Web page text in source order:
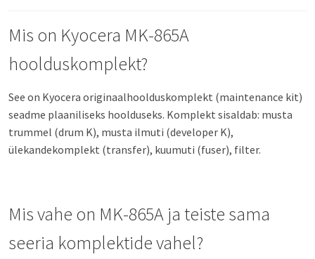
Mis on Kyocera MK-865A
hoolduskomplekt?
See on Kyocera originaalhoolduskomplekt (maintenance kit)
seadme plaaniliseks hoolduseks. Komplekt sisaldab: musta
trummel (drum K), musta ilmuti (developer K),
ülekandekomplekt (transfer), kuumuti (fuser), filter.
Mis vahe on MK-865A ja teiste sama
seeria komplektide vahel?